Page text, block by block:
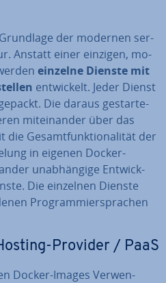
der modernen ser­
Anstatt einer einzigen, mo­
einzelne Dienste mit
ent­wi­ckelt. Jeder Dienst
Die daraus ge­star­te­
mit­ein­an­der über das
die Ge­samt­funk­tio­na­li­tät der
in eigenen Docker-
un­ab­hän­gi­ge Ent­wick­
Die einzelnen Dienste
Pro­gram­mier­spra­chen
Provider / PaaS
Docker-Images Ver­wen­